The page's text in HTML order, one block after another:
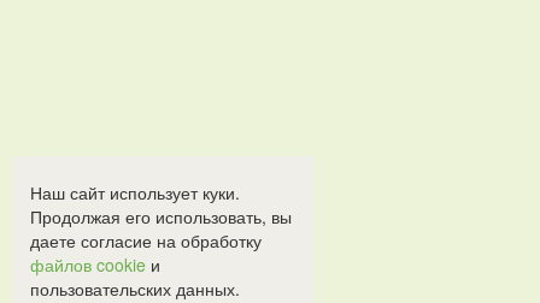
Наш сайт использует куки.
Продолжая его использовать, вы
даете согласие на обработку
файлов cookie и
пользовательских данных.